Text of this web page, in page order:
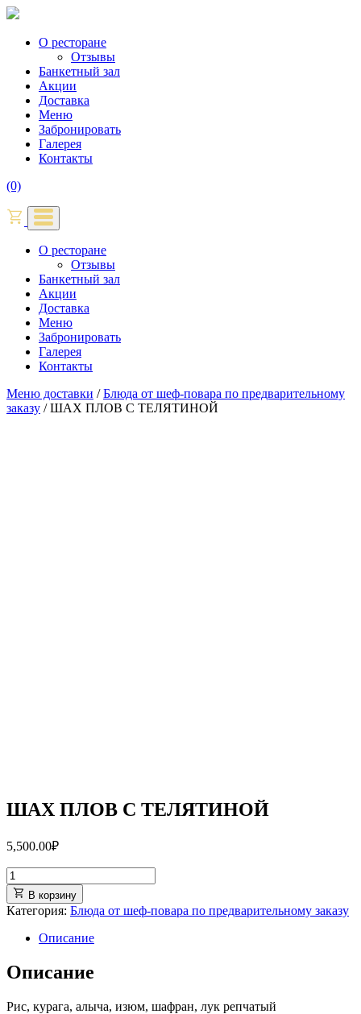
О ресторане
Отзывы
Банкетный зал
Акции
Доставка
Меню
Забронировать
Галерея
Контакты
(0)
О ресторане
Отзывы
Банкетный зал
Акции
Доставка
Меню
Забронировать
Галерея
Контакты
Меню доставки /Блюда от шеф-повара по предварительному
заказу / ШАХ ПЛОВ С ТЕЛЯТИНОЙ
ШАХ ПЛОВ С ТЕЛЯТИНОЙ
5,500.00₽
В корзину
Категория: Блюда от шеф-повара по предварительному заказу
Описание
Описание
Рис, курага, алыча, изюм, шафран, лук репчатый